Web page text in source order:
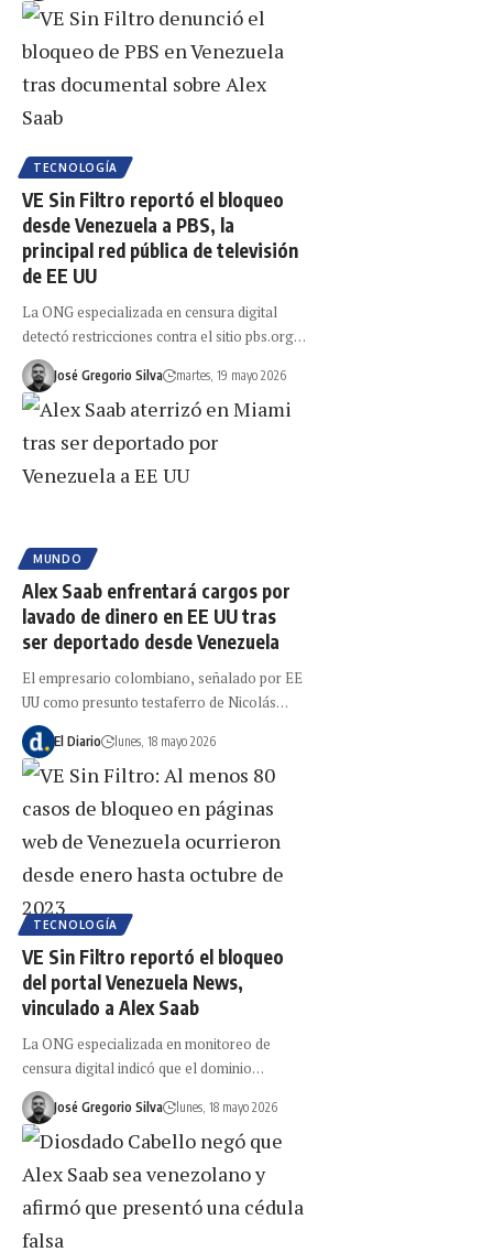
TECNOLOGÍA
VE Sin Filtro reportó el bloqueo
desde Venezuela a PBS, la
principal red pública de televisión
de EE UU
La ONG especializada en censura digital
detectó restricciones contra el sitio pbs.org…
José Gregorio Silva martes, 19 mayo 2026
MUNDO
Alex Saab enfrentará cargos por
lavado de dinero en EE UU tras
ser deportado desde Venezuela
El empresario colombiano, señalado por EE
UU como presunto testaferro de Nicolás…
El Diario lunes, 18 mayo 2026
TECNOLOGÍA
VE Sin Filtro reportó el bloqueo
del portal Venezuela News,
vinculado a Alex Saab
La ONG especializada en monitoreo de
censura digital indicó que el dominio…
José Gregorio Silva lunes, 18 mayo 2026